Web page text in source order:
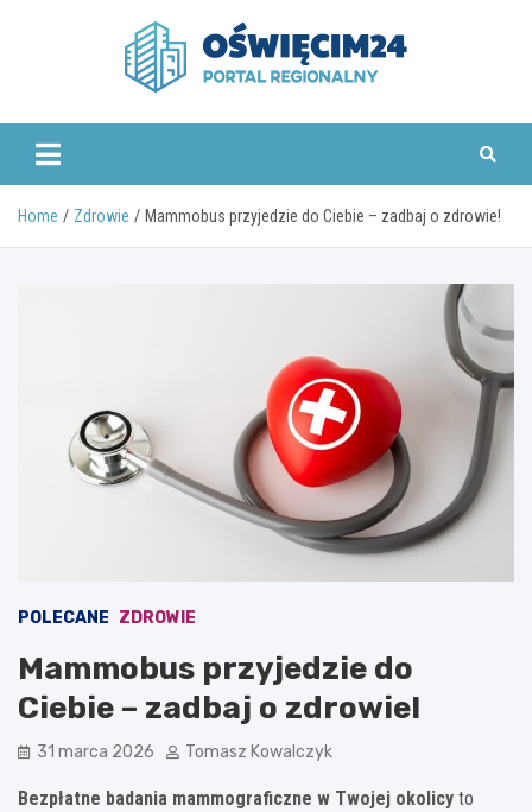
www.oswiecim24.pl
Home Zdrowie Mammobus przyjedzie do Ciebie – zadbaj o zdrowie!
POLECANE ZDROWIE
Mammobus przyjedzie do
Ciebie – zadbaj o zdrowie!
31 marca 2026 Tomasz Kowalczyk
Bezpłatne badania mammograficzne w Twojej okolicy to